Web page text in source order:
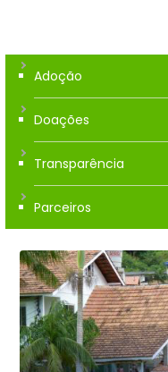
Adoção
Doações
Transparência
Parceiros